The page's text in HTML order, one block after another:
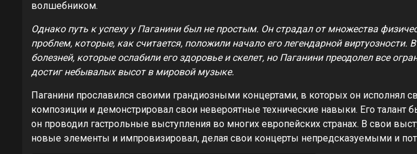
волшебником.
Однако путь к успеху у Паганини был не простым. Он страдал от множества
проблем, которые, как считается, положили начало его легендарной виртуозности.
болезней, которые ослабили его здоровье и скелет, но Паганини преодолел все
достиг небывалых высот в мировой музыке.
Паганини прославился своими грандиозными концертами, в которых он исполнял
композиции и демонстрировал свои невероятные технические навыки. Его талант
он проводил гастрольные выступления во многих европейских странах. В свои
новые элементы и импровизировал, делая свои концерты непредсказуемыми и